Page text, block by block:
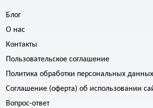
Блог
О нас
Контакты
Пользовательское соглашение
Политика обработки персональных данных
Соглашение (оферта) об использовании
Вопрос-ответ